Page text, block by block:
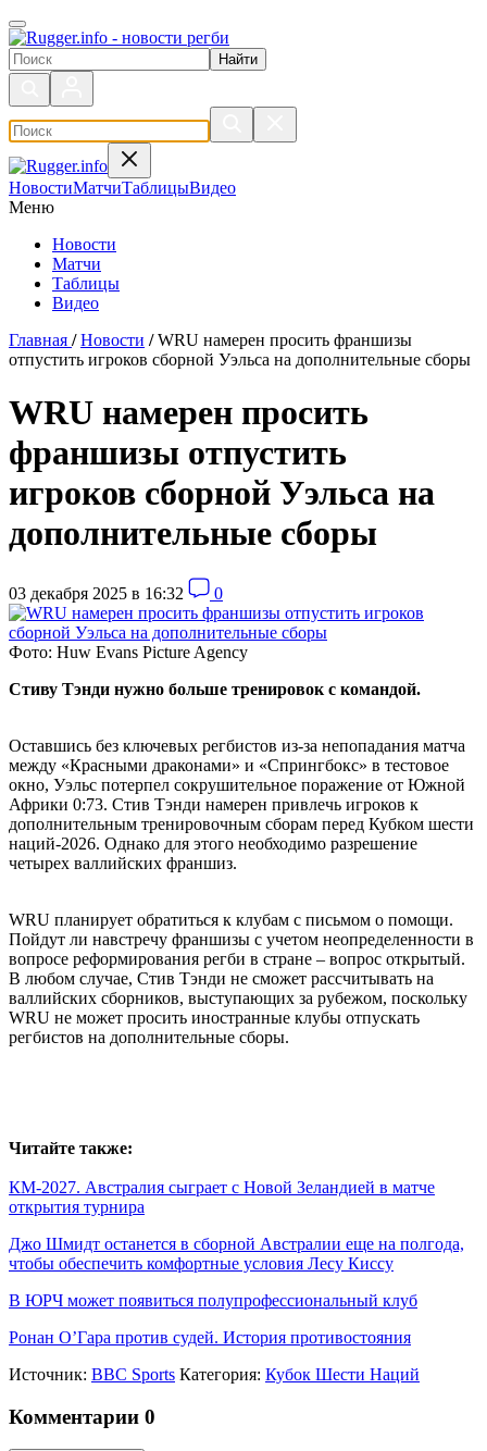
Поиск по сайту
НовостиМатчиТаблицыВидео
Меню
Новости
Матчи
Таблицы
Видео
Главная / Новости / WRU намерен просить франшизы
отпустить игроков сборной Уэльса на дополнительные сборы
WRU намерен просить
франшизы отпустить
игроков сборной Уэльса на
дополнительные сборы
03 декабря 2025 в 16:32 0
Фото: Huw Evans Picture Agency
Стиву Тэнди нужно больше тренировок с командой.
Оставшись без ключевых регбистов из-за непопадания матча
между «Красными драконами» и «Спрингбокс» в тестовое
окно, Уэльс потерпел сокрушительное поражение от Южной
Африки 0:73. Стив Тэнди намерен привлечь игроков к
дополнительным тренировочным сборам перед Кубком шести
наций-2026. Однако для этого необходимо разрешение
четырех валлийских франшиз.
WRU планирует обратиться к клубам с письмом о помощи.
Пойдут ли навстречу франшизы с учетом неопределенности в
вопросе реформирования регби в стране – вопрос открытый.
В любом случае, Стив Тэнди не сможет рассчитывать на
валлийских сборников, выступающих за рубежом, поскольку
WRU не может просить иностранные клубы отпускать
регбистов на дополнительные сборы.
Читайте также:
КМ-2027. Австралия сыграет с Новой Зеландией в матче
открытия турнира
Джо Шмидт останется в сборной Австралии еще на полгода,
чтобы обеспечить комфортные условия Лесу Киссу
В ЮРЧ может появиться полупрофессиональный клуб
Ронан О’Гара против судей. История противостояния
Источник: BBC Sports Категория: Кубок Шести Наций
Комментарии 0